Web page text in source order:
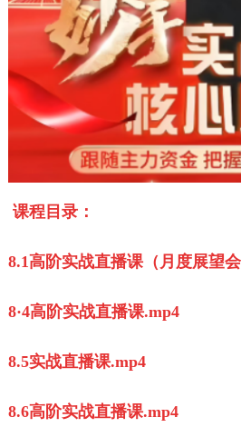
课程目录：
8.1高阶实战直播课（月度展望
8·4高阶实战直播课.mp4
8.5实战直播课.mp4
8.6高阶实战直播课.mp4